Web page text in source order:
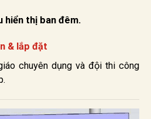
hiển thị ban đêm.
& lắp đặt
chuyên dụng và đội thi công